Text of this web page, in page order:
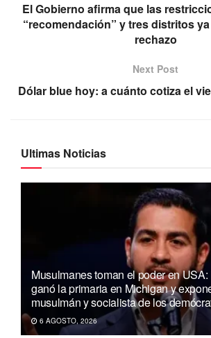
El Gobierno afirma que las
“recomendación” y tres distritos
rechazo
Next Post
Dólar blue hoy: a cuánto cotiza el
Ultimas Noticias
Musulmanes toman el poder en
ganó la primaria en Michigan y
musulmán y socialista de los
6 AGOSTO, 2026